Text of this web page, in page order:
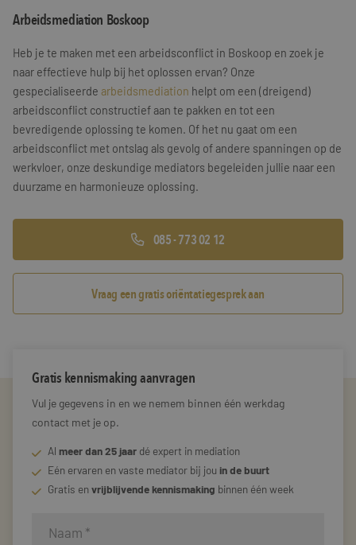
Training & Leiderschap
Referenties
Blogs
Documenten
Gratis folder
Contact
Arbeidsmediation Boskoop
Heb je te maken met een arbeidsconflict in Boskoop en zoek je
naar effectieve hulp bij het oplossen ervan? Onze
gespecialiseerde arbeidsmediation helpt om een (dreigend)
arbeidsconflict constructief aan te pakken en tot een
bevredigende oplossing te komen. Of het nu gaat om een
arbeidsconflict met ontslag als gevolg of andere spanningen op de
werkvloer, onze deskundige mediators begeleiden jullie naar een
duurzame en harmonieuze oplossing.
085 - 773 02 12
Vraag een gratis oriëntatiegesprek aan
Gratis kennismaking aanvragen
Vul je gegevens in en we nemem binnen één werkdag
contact met je op.
Al meer dan 25 jaar dé expert in mediation
Eén ervaren en vaste mediator bij jou in de buurt
Gratis envrijblijvende kennismaking binnen één week